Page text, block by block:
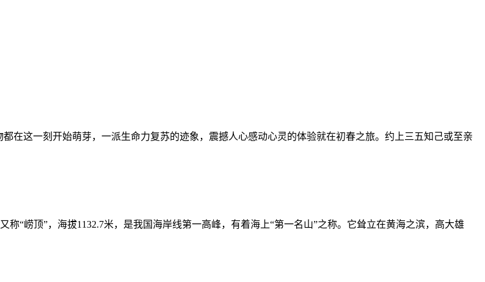
在这一刻开始萌芽，一派生命力复苏的迹象，震撼人心感动心灵的体验就在初春之旅。约上三五知己或至亲
崂顶”，海拔1132.7米，是我国海岸线第一高峰，有着海上“第一名山”之称。它耸立在黄海之滨，高大雄